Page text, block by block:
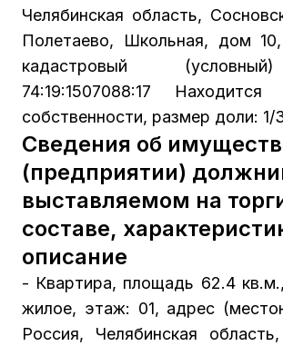
Челябинская область,
Полетаево, Школьная, дом
кадастровый
74:19:1507088:17
собственности, размер доли: 1/
Сведения об
(предприятии)
выставляемом на
составе,
описание
- Квартира, площадь 62.4 кв.м.,
жилое, этаж: 01, адрес
Россия, Челябинская